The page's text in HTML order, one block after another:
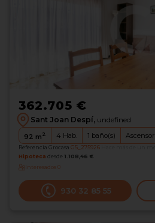
362.705 €
Sant Joan Despí, undefined
92 m2 4 Hab. 1 baño(s) Ascensor
Referencia Grocasa G5_275926
Hipoteca desde 1.108,46 €
Interesados0
930 32 85 55